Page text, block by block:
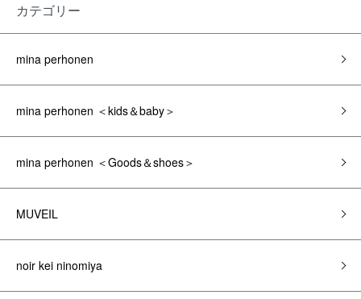
カテゴリー
mina perhonen
mina perhonen ＜kids＆baby＞
mina perhonen ＜Goods＆shoes＞
MUVEIL
noir kei ninomiya